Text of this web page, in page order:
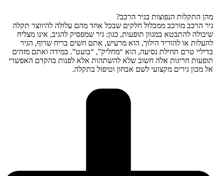
מהן התקלות הנפוצות בגיר הרכב?
גיר הרכב מורכב ממכלול חלקים שבכל אחד מהם עלולה להיווצר תקלה
שיכולה להתבטא במגוון תופעות, כגון: גיר שמפסיק להגיב, אינו מצליח
להעלות או להוריד הילוך, הוא מרעיש, אתם חשים בריח שרוף, הגיר
בדיליי טרם תחילת נסיעה, הוא “מחליק”, “בועט”. במידה ואתם מזהים
תופעות חריגות אלה חשוב שלא להשתהות אלא לפנות בהקדם האפשרי
אל מכון גירים מקצועי לשם אבחון וטיפול בתקלה.